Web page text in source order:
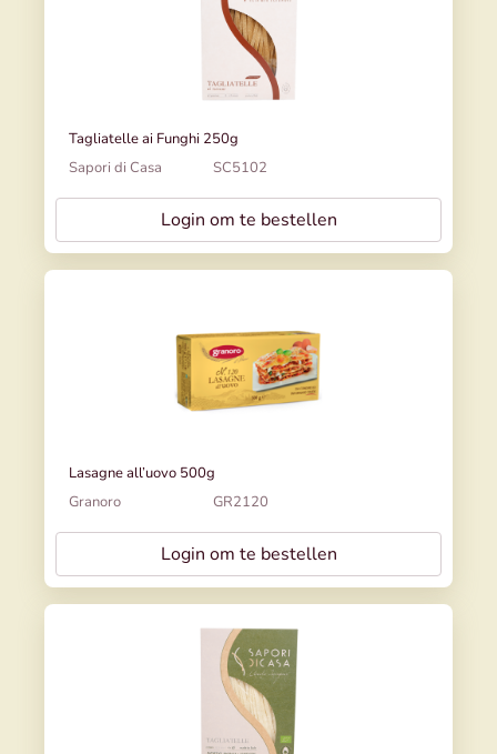
Tagliatelle ai Funghi 250g
Sapori di Casa
SC5102
Login om te bestellen
Lasagne all’uovo 500g
Granoro
GR2120
Login om te bestellen